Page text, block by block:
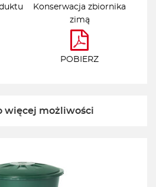
Konserwacja zbiornika
zimą
POBIERZ
więcej możliwości